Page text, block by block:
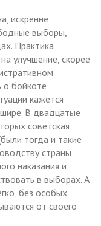
искренне
выборы,
Практика
улучшение, скорее
о бойкоте
кажется
В двадцатые
советская
тогда и такие
страны
наказания и
в выборах. А
без особых
от своего